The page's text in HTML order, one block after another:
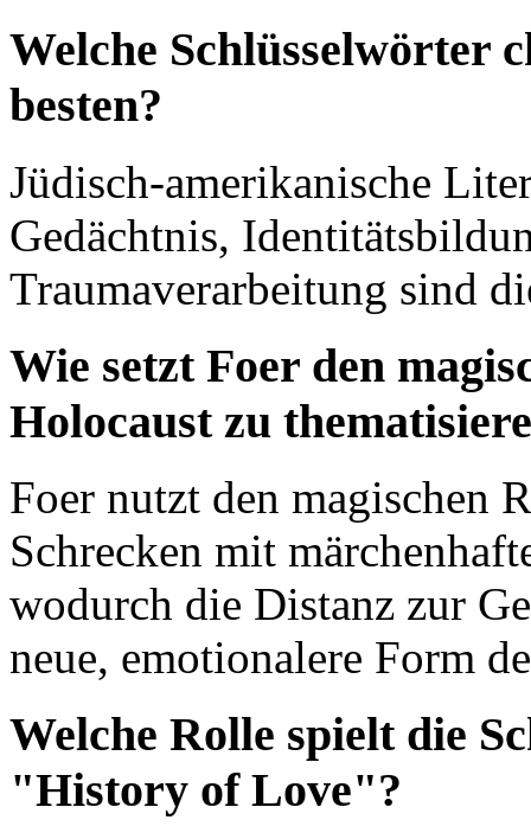
Welche Schlüsselwörter
besten?
Jüdisch-amerikanische
Gedächtnis,
Traumaverarbeitung sind
Wie setzt Foer den
Holocaust zu
Foer nutzt den magischen
Schrecken mit
wodurch die Distanz zur
neue, emotionalere Form
Welche Rolle spielt die
"History of Love"?